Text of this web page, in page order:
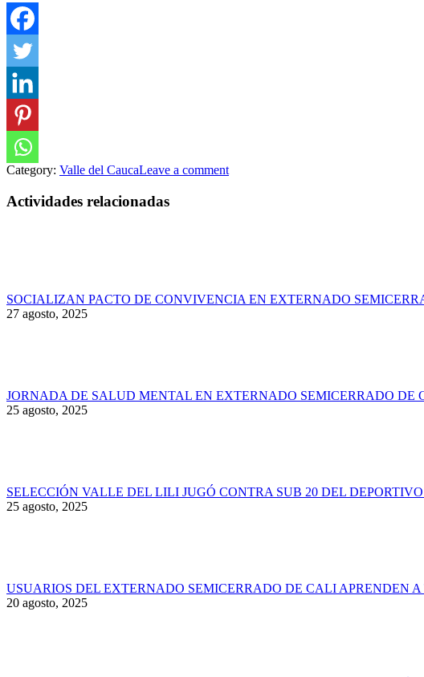
Category: Valle del CaucaLeave a comment
Actividades relacionadas
SOCIALIZAN PACTO DE CONVIVENCIA EN EXTERNADO
27 agosto, 2025
JORNADA DE SALUD MENTAL EN EXTERNADO SEMICERRADO DE
25 agosto, 2025
SELECCIÓN VALLE DEL LILI JUGÓ CONTRA SUB 20 DEL
25 agosto, 2025
USUARIOS DEL EXTERNADO SEMICERRADO DE CALI APRENDEN
20 agosto, 2025